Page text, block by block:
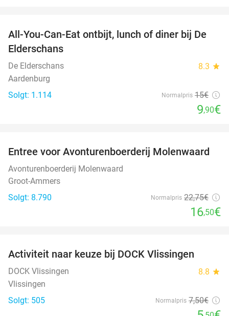
34%
All-You-Can-Eat ontbijt, lunch of diner bij De
Elderschans
De Elderschans 8.3 star
Aardenburg
Solgt: 1.114
Normalpris 15€
9,90€
27%
Entree voor Avonturenboerderij Molenwaard
Avonturenboerderij Molenwaard
Groot-Ammers
Solgt: 8.790
Normalpris 22,75€
16,50€
Activiteit naar keuze bij DOCK Vlissingen
DOCK Vlissingen 8.8 star
Vlissingen
Solgt: 505
Normalpris 7,50€